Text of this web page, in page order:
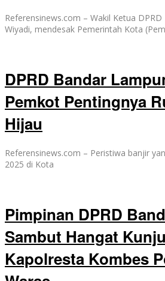
Referensinews.com – Wakil Ketua
Wiyadi, mendesak Pemerintah Kota
DPRD Bandar
Pemkot Pentingnya
Hijau
Referensinews.com – Peristiwa banjir
2025 di Kota
Pimpinan DPRD
Sambut Hangat
Kapolresta Kombes